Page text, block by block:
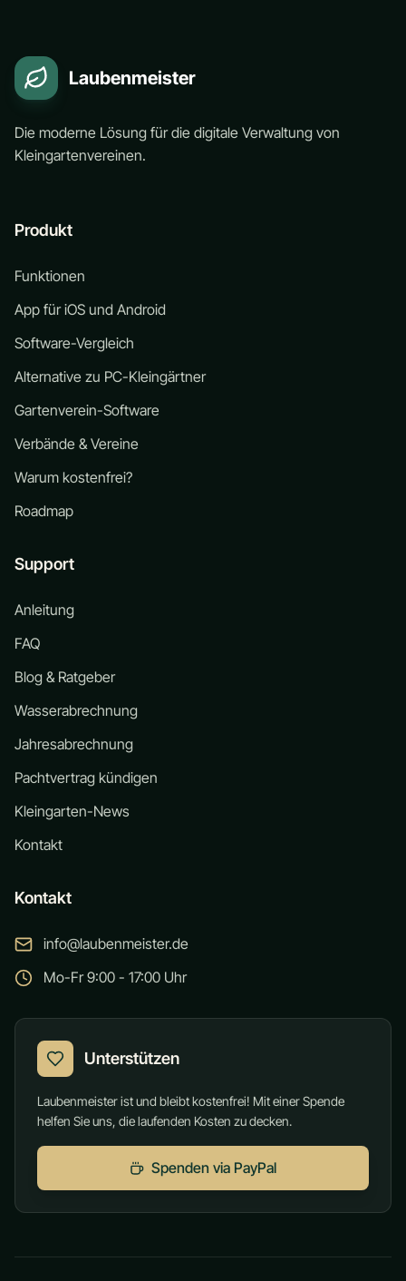
Laubenmeister
Die moderne Lösung für die digitale Verwaltung von
Kleingartenvereinen.
Produkt
Funktionen
App für iOS und Android
Software-Vergleich
Alternative zu PC-Kleingärtner
Gartenverein-Software
Verbände & Vereine
Warum kostenfrei?
Roadmap
Support
Anleitung
FAQ
Blog & Ratgeber
Wasserabrechnung
Jahresabrechnung
Pachtvertrag kündigen
Kleingarten-News
Kontakt
Kontakt
info@laubenmeister.de
Mo-Fr 9:00 - 17:00 Uhr
Unterstützen
Laubenmeister ist und bleibt kostenfrei! Mit einer Spende
helfen Sie uns, die laufenden Kosten zu decken.
Spenden via PayPal